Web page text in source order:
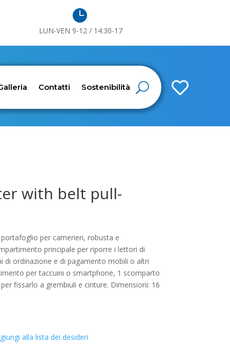

LUN-VEN 9-12 / 14:30-17

Contatti Sostenibilità
with belt pull-
per camerieri, robusta e
principale per riporre i lettori di
di ordinazione e di pagamento mobili o altri
per taccuini o smartphone, 1 scomparto
fissarlo a grembiuli e cinture. Dimensioni: 16
alla lista dei desideri